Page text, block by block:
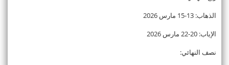
الذهاب: 13-15 مارس 2026
الإياب: 20-22 مارس 2026
نصف النهائي: